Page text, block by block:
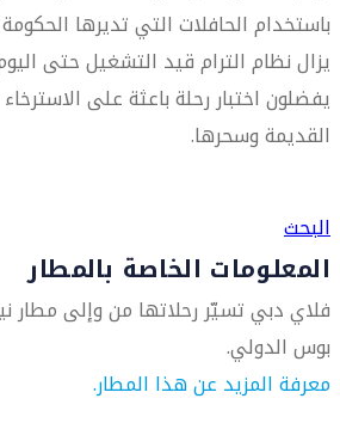
باستخدام الحافلات التي تديرها
يزال نظام الترام قيد التشغيل حتى
يفضلون اختبار رحلة باعثة على
القديمة وسحرها.
البحث
المعلومات الخاصة بالمطار
فلاي دبي تسيّر رحلاتها من وإلى مطار
بوس الدولي.
معرفة المزيد عن هذا المطار.